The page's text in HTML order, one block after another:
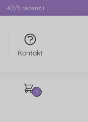
4,7/5 recenzji
Kontakt
0